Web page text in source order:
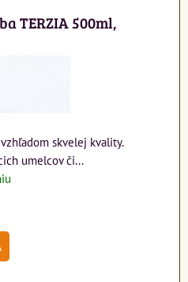
TERZIA 500ml,
skvelej kvality.
umelcov či...